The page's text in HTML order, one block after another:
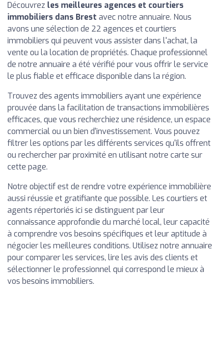
Découvrez les meilleures agences et courtiers
immobiliers dans Brest avec notre annuaire. Nous
avons une sélection de 22 agences et courtiers
immobiliers qui peuvent vous assister dans l'achat, la
vente ou la location de propriétés. Chaque professionnel
de notre annuaire a été vérifié pour vous offrir le service
le plus fiable et efficace disponible dans la région.
Trouvez des agents immobiliers ayant une expérience
prouvée dans la facilitation de transactions immobilières
efficaces, que vous recherchiez une résidence, un espace
commercial ou un bien d'investissement. Vous pouvez
filtrer les options par les différents services qu'ils offrent
ou rechercher par proximité en utilisant notre carte sur
cette page.
Notre objectif est de rendre votre expérience immobilière
aussi réussie et gratifiante que possible. Les courtiers et
agents répertoriés ici se distinguent par leur
connaissance approfondie du marché local, leur capacité
à comprendre vos besoins spécifiques et leur aptitude à
négocier les meilleures conditions. Utilisez notre annuaire
pour comparer les services, lire les avis des clients et
sélectionner le professionnel qui correspond le mieux à
vos besoins immobiliers.